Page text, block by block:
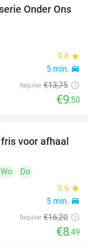
31%
Onder Ons
9.8 star
5 min. directions_car
Regulier €13,75
€9,50
48%
voor afhaal
Wo
Do
9.6 star
5 min. directions_car
Regulier €16,20
€8,49